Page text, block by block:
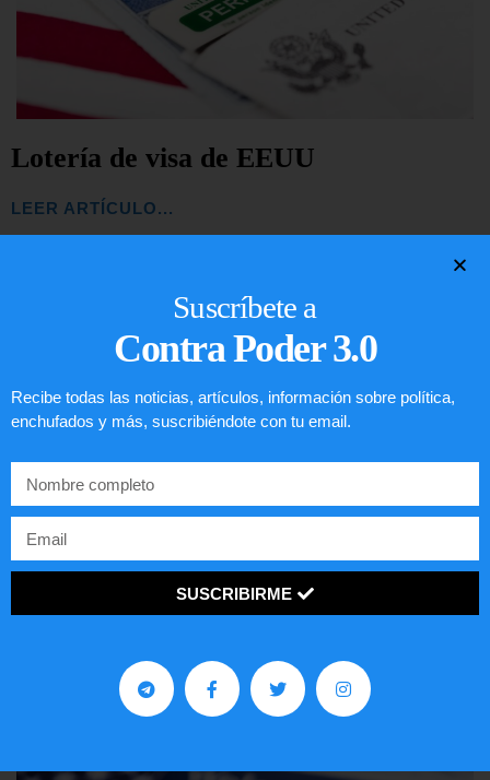
Lotería de visa de EEUU
LEER ARTÍCULO...
Comunistas no son bienvenidos en
LEER ARTÍCULO...
Suscríbete a
Contra Poder 3.0
Recibe todas las noticias, artículos, información sobre política,
enchufados y más, suscribiéndote con tu email.
SUSCRIBIRME